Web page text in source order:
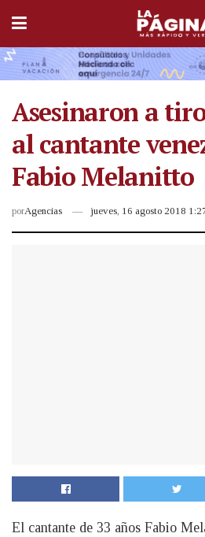
Asesinaron a
al cantante
Fabio Melanitto
porAgencias jueves, 16 agosto 2018
El cantante de 33 años Fabio